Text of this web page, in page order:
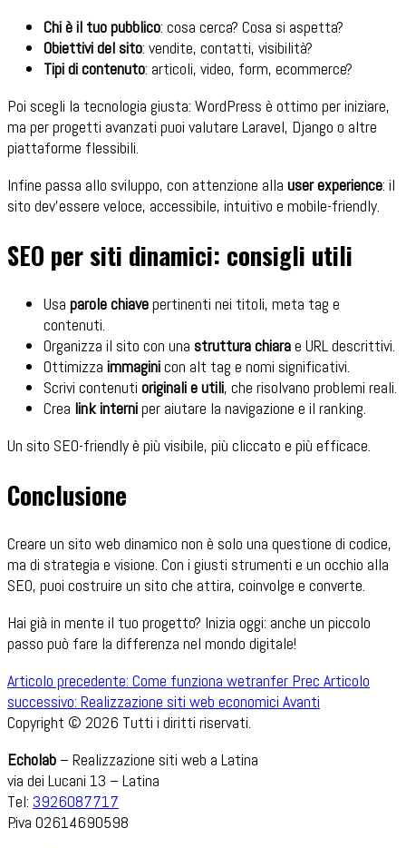
Chi è il tuo pubblico: cosa cerca? Cosa si aspetta?
Obiettivi del sito: vendite, contatti, visibilità?
Tipi di contenuto: articoli, video, form, ecommerce?
Poi scegli la tecnologia giusta: WordPress è ottimo per iniziare,
ma per progetti avanzati puoi valutare Laravel, Django o altre
piattaforme flessibili.
Infine passa allo sviluppo, con attenzione alla user experience: il
sito dev’essere veloce, accessibile, intuitivo e mobile-friendly.
SEO per siti dinamici: consigli utili
Usa parole chiavepertinenti nei titoli, meta tag e
contenuti.
Organizza il sito con una struttura chiarae URL descrittivi.
Ottimizza immaginicon alt tag e nomi significativi.
Scrivi contenuti originali e utili, che risolvano problemi reali.
Crea link interniper aiutare la navigazione e il ranking.
Un sito SEO-friendly è più visibile, più cliccato e più efficace.
Conclusione
Creare un sito web dinamico non è solo una questione di codice,
ma di strategia e visione. Con i giusti strumenti e un occhio alla
SEO, puoi costruire un sito che attira, coinvolge e converte.
Hai già in mente il tuo progetto? Inizia oggi: anche un piccolo
passo può fare la differenza nel mondo digitale!
Articolo precedente: Come funziona wetranfer Prec Articolo
successivo: Realizzazione siti web economici Avanti
Copyright © 2026 Tutti i diritti riservati.
Echolab – Realizzazione siti web a Latina
via dei Lucani 13 – Latina
Tel: 3926087717
P.iva 02614690598